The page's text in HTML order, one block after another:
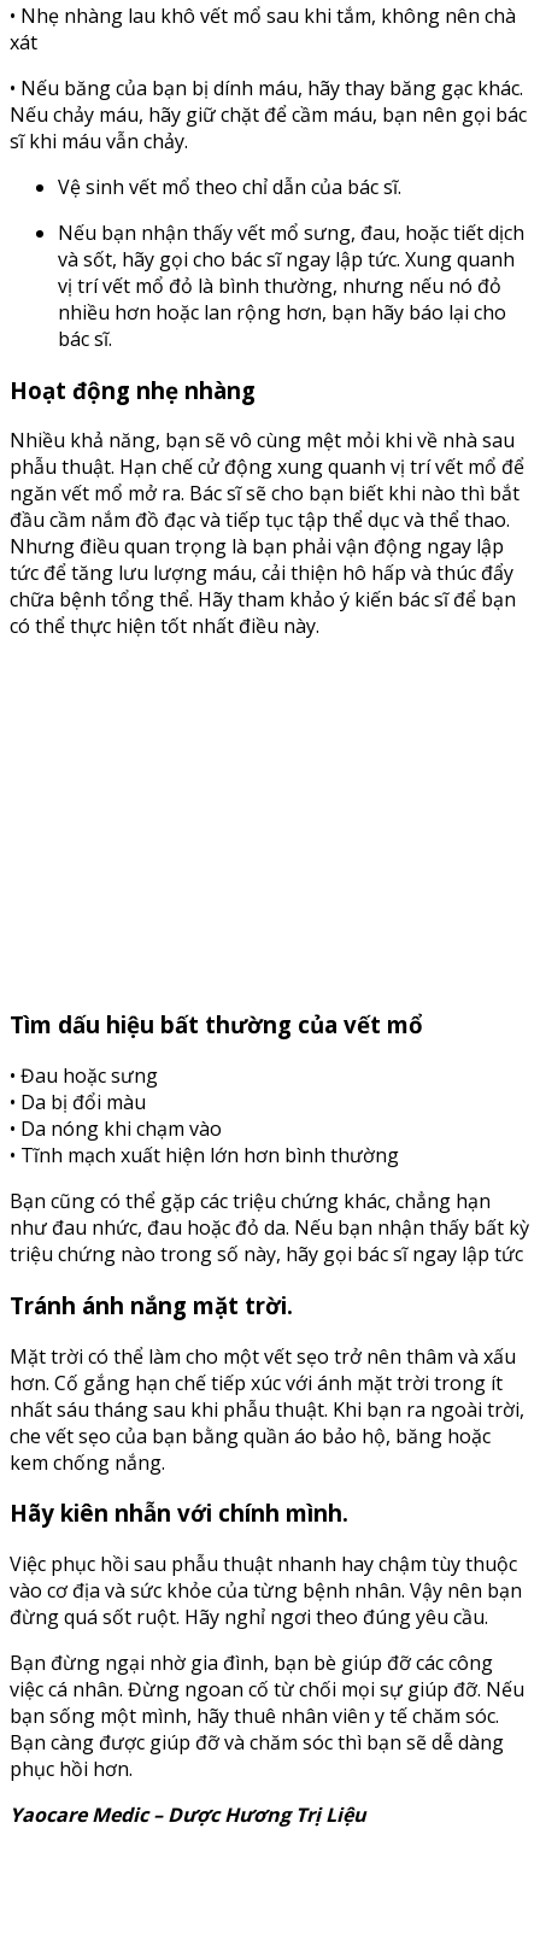
• Nhẹ nhàng lau khô vết mổ sau khi tắm, không nên chà
xát
• Nếu băng của bạn bị dính máu, hãy thay băng gạc khác.
Nếu chảy máu, hãy giữ chặt để cầm máu, bạn nên gọi bác
sĩ khi máu vẫn chảy.
Vệ sinh vết mổ theo chỉ dẫn của bác sĩ.
Nếu bạn nhận thấy vết mổ sưng, đau, hoặc tiết dịch
và sốt, hãy gọi cho bác sĩ ngay lập tức. Xung quanh
vị trí vết mổ đỏ là bình thường, nhưng nếu nó đỏ
nhiều hơn hoặc lan rộng hơn, bạn hãy báo lại cho
bác sĩ.
Hoạt động nhẹ nhàng
Nhiều khả năng, bạn sẽ vô cùng mệt mỏi khi về nhà sau
phẫu thuật. Hạn chế cử động xung quanh vị trí vết mổ để
ngăn vết mổ mở ra. Bác sĩ sẽ cho bạn biết khi nào thì bắt
đầu cầm nắm đồ đạc và tiếp tục tập thể dục và thể thao.
Nhưng điều quan trọng là bạn phải vận động ngay lập
tức để tăng lưu lượng máu, cải thiện hô hấp và thúc đẩy
chữa bệnh tổng thể. Hãy tham khảo ý kiến bác sĩ để bạn
có thể thực hiện tốt nhất điều này.
Tìm dấu hiệu bất thường của vết mổ
• Đau hoặc sưng
• Da bị đổi màu
• Da nóng khi chạm vào
• Tĩnh mạch xuất hiện lớn hơn bình thường
Bạn cũng có thể gặp các triệu chứng khác, chẳng hạn
như đau nhức, đau hoặc đỏ da. Nếu bạn nhận thấy bất kỳ
triệu chứng nào trong số này, hãy gọi bác sĩ ngay lập tức
Tránh ánh nắng mặt trời.
Mặt trời có thể làm cho một vết sẹo trở nên thâm và xấu
hơn. Cố gắng hạn chế tiếp xúc với ánh mặt trời trong ít
nhất sáu tháng sau khi phẫu thuật. Khi bạn ra ngoài trời,
che vết sẹo của bạn bằng quần áo bảo hộ, băng hoặc
kem chống nắng.
Hãy kiên nhẫn với chính mình.
Việc phục hồi sau phẫu thuật nhanh hay chậm tùy thuộc
vào cơ địa và sức khỏe của từng bệnh nhân. Vậy nên bạn
đừng quá sốt ruột. Hãy nghỉ ngơi theo đúng yêu cầu.
Bạn đừng ngại nhờ gia đình, bạn bè giúp đỡ các công
việc cá nhân. Đừng ngoan cố từ chối mọi sự giúp đỡ. Nếu
bạn sống một mình, hãy thuê nhân viên y tế chăm sóc.
Bạn càng được giúp đỡ và chăm sóc thì bạn sẽ dễ dàng
phục hồi hơn.
Yaocare Medic – Dược Hương Trị Liệu